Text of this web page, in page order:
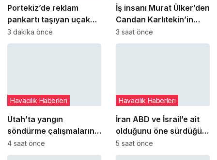
Portekiz’de reklam
pankartı taşıyan uçak
düştü: 28 yaşındaki pilot
hayatını kaybetti
3 dakika önce
İş insanı Murat Ülker’den
Candan Karlıtekin’in
THY ile ilgili kaleme
aldığı kitaba övgü
3 saat önce
Utah’ta yangın
söndürme çalışmalarına
katılan helikopter düştü:
2 pilot hayatını kaybetti
Havacılık Haberleri
4 saat önce
İran ABD ve İsrail’e ait
olduğunu öne sürdüğü
hava araçlarının
enkazlarını sergiledi
Havacılık Haberleri
5 saat önce